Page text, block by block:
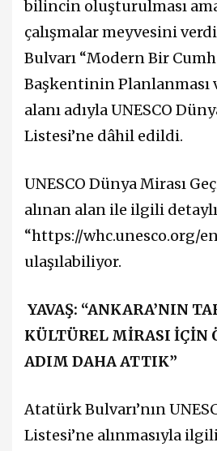
bilincin oluşturulması
çalışmalar meyvesini
Bulvarı “Modern Bir
Başkentinin Planlanması
alanı adıyla UNESCO
Listesi’ne dâhil edildi.
UNESCO Dünya Mirası
alınan alan ile ilgili
“https://whc.unesco.org/
ulaşılabiliyor.
YAVAŞ: “ANKARA’NIN
KÜLTÜREL MİRASI İÇİN
ADIM DAHA ATTIK”
Atatürk Bulvarı’nın
Listesi’ne alınmasıyla